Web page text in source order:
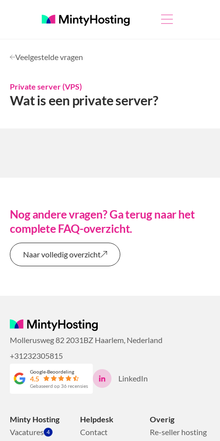
Veelgestelde vragen
Private server (VPS)
Wat is een private server?
Nog andere vragen? Ga terug naar het
complete FAQ-overzicht.
Naar volledig overzicht
Mollerusweg 82 2031BZ Haarlem, Nederland
+31232305815
Google-Beoordeling
4.5
Gebaseerd op 36 recensies
LinkedIn
Minty Hosting
Vacatures 4
Helpdesk
Contact
Overig
Re-seller hosting